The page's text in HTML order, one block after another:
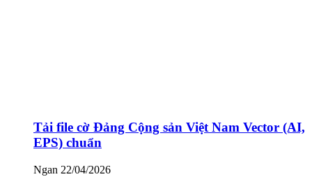
Tải file cờ Đảng Cộng sản Việt Nam Vector (AI,
EPS) chuẩn
Ngan 22/04/2026